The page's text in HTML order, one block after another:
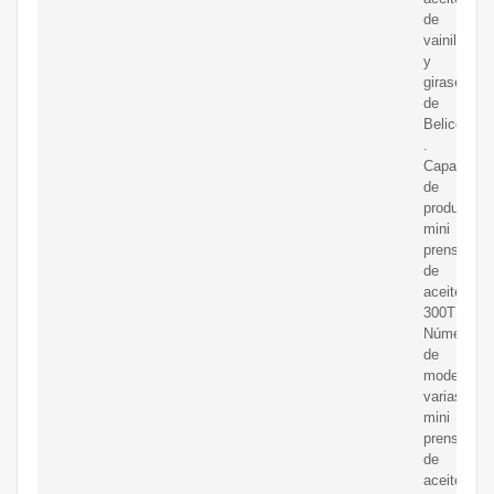
de
vainilla
y
girasol
de
Belice
Capacidad
de
mini
prensa
de
aceite
300TPD;
Número
de
modelo:
varias
mini
prensas
de
aceite;